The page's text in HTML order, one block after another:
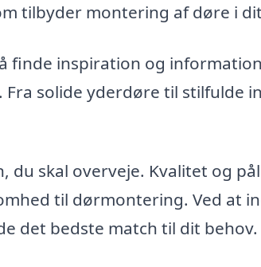
tilbyder montering af døre i
finde inspiration og
solide yderdøre til stilfulde
du skal overveje. Kvalitet og
til dørmontering. Ved at
det bedste match til dit behov.